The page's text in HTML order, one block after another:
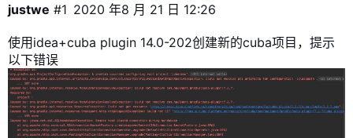
justwe 2020 年8 月 21 日 12:26
#1
使用idea+cuba plugin 14.0-202创建新的cuba项目，提示
以下错误